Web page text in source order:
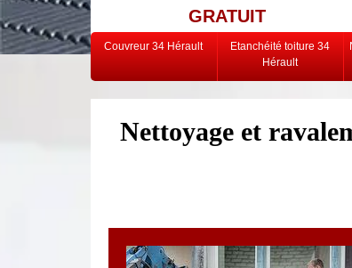
GRATUIT
Couvreur 34 Hérault
Etanchéité toiture 34
Hérault
Nettoyage et